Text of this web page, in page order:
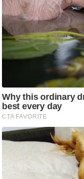
फ
स्टा
ल
टे
लॉ
जी
ब्यू
टी
/